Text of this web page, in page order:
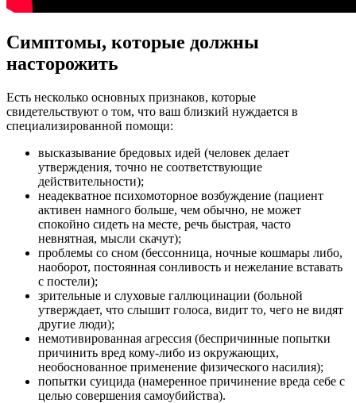
Симптомы, которые должны
насторожить
Есть несколько основных признаков, которые
свидетельствуют о том, что ваш близкий нуждается в
специализированной помощи:
высказывание бредовых идей (человек делает
утверждения, точно не соответствующие
действительности);
неадекватное психомоторное возбуждение (пациент
активен намного больше, чем обычно, не может
спокойно сидеть на месте, речь быстрая, часто
невнятная, мысли скачут);
проблемы со сном (бессонница, ночные кошмары либо,
наоборот, постоянная сонливость и нежелание вставать
с постели);
зрительные и слуховые галлюцинации (больной
утверждает, что слышит голоса, видит то, чего не видят
другие люди);
немотивированная агрессия (беспричинные попытки
причинить вред кому-либо из окружающих,
необоснованное применение физического насилия);
попытки суицида (намеренное причинение вреда себе с
целью совершения самоубийства).